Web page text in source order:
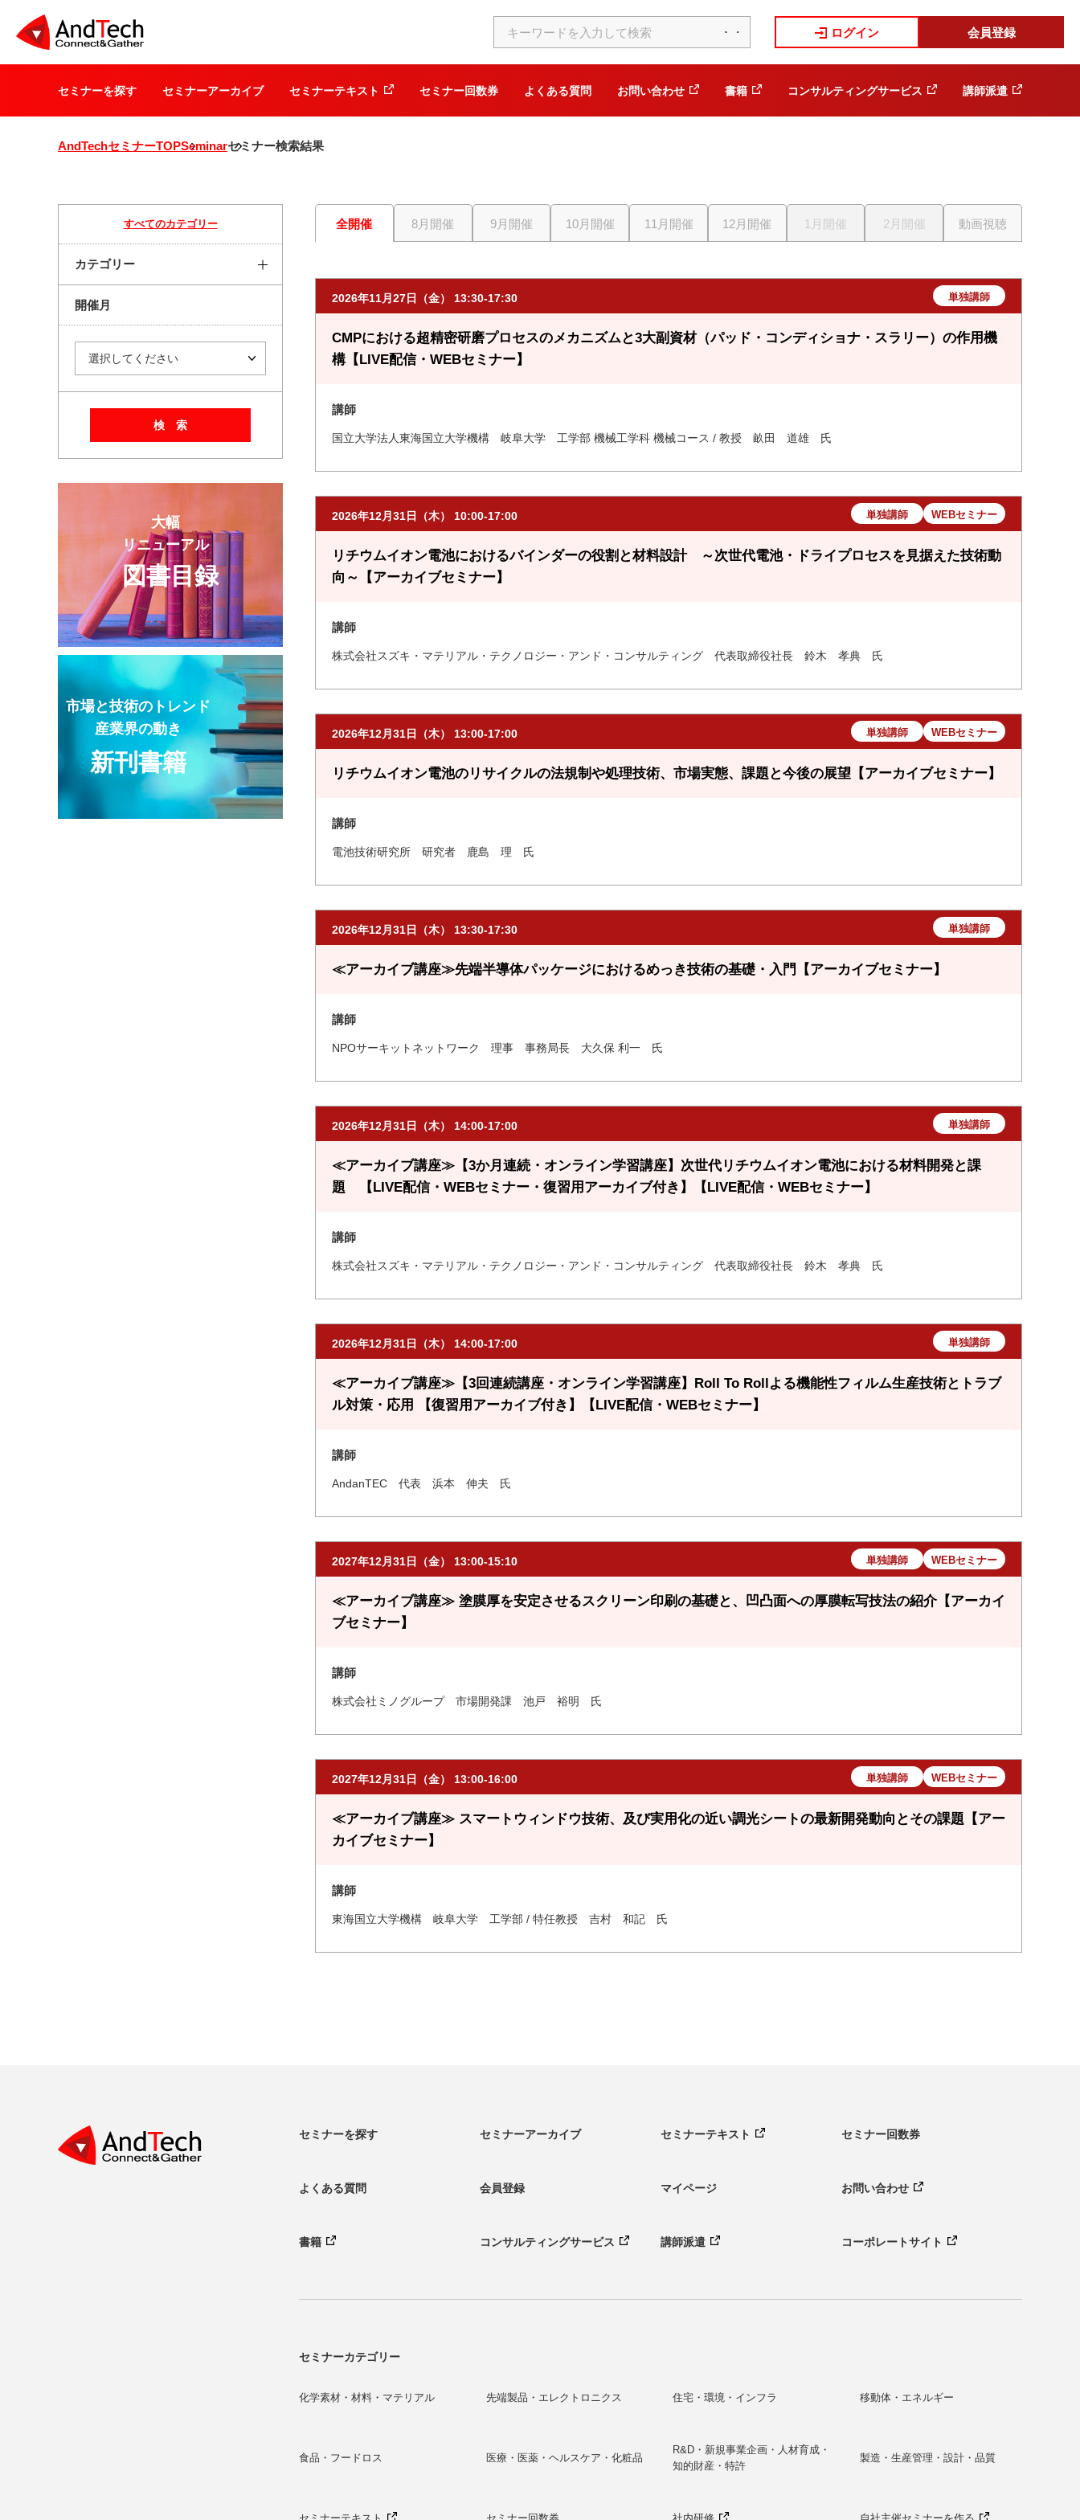
ログイン 会員登録
セミナーを探す セミナーアーカイブ セミナーテキスト セミナー回数券 よくある質問 お問い合わせ 書籍 コンサルティングサービス 講師派遣
AndTechセミナーTOPSeminarセミナー検索結果
全開催 8月開催 9月開催 10月開催 11月開催 12月開催 1月開催 2月開催 動画視聴
2026年11月27日（金） 13:30-17:30 単独講師
CMPにおける超精密研磨プロセスのメカニズムと3大副資材（パッド・コンディショナ・スラリー）の作用機
構【LIVE配信・WEBセミナー】
講師
国立大学法人東海国立大学機構 岐阜大学 工学部 機械工学科 機械コース / 教授 畝田 道雄 氏
2026年12月31日（木） 10:00-17:00 単独講師 WEBセミナー
リチウムイオン電池におけるバインダーの役割と材料設計 ～次世代電池・ドライプロセスを見据えた技術動
向～【アーカイブセミナー】
講師
株式会社スズキ・マテリアル・テクノロジー・アンド・コンサルティング 代表取締役社長 鈴木 孝典 氏
2026年12月31日（木） 13:00-17:00 単独講師 WEBセミナー
リチウムイオン電池のリサイクルの法規制や処理技術、市場実態、課題と今後の展望【アーカイブセミナー】
講師
電池技術研究所 研究者 鹿島 理 氏
2026年12月31日（木） 13:30-17:30 単独講師
≪アーカイブ講座≫先端半導体パッケージにおけるめっき技術の基礎・入門【アーカイブセミナー】
講師
NPOサーキットネットワーク 理事 事務局長 大久保 利一 氏
2026年12月31日（木） 14:00-17:00 単独講師
≪アーカイブ講座≫【3か月連続・オンライン学習講座】次世代リチウムイオン電池における材料開発と課
題 【LIVE配信・WEBセミナー・復習用アーカイブ付き】【LIVE配信・WEBセミナー】
講師
株式会社スズキ・マテリアル・テクノロジー・アンド・コンサルティング 代表取締役社長 鈴木 孝典 氏
2026年12月31日（木） 14:00-17:00 単独講師
≪アーカイブ講座≫【3回連続講座・オンライン学習講座】Roll To Rollよる機能性フィルム生産技術とトラブ
ル対策・応用 【復習用アーカイブ付き】【LIVE配信・WEBセミナー】
講師
AndanTEC 代表 浜本 伸夫 氏
2027年12月31日（金） 13:00-15:10 単独講師 WEBセミナー
≪アーカイブ講座≫ 塗膜厚を安定させるスクリーン印刷の基礎と、凹凸面への厚膜転写技法の紹介【アーカイ
ブセミナー】
講師
株式会社ミノグループ 市場開発課 池戸 裕明 氏
2027年12月31日（金） 13:00-16:00 単独講師 WEBセミナー
≪アーカイブ講座≫ スマートウィンドウ技術、及び実用化の近い調光シートの最新開発動向とその課題【アー
カイブセミナー】
講師
東海国立大学機構 岐阜大学 工学部 / 特任教授 吉村 和記 氏
すべてのカテゴリー
カテゴリー
開催月
検 索
大幅
リニューアル
図書目録
市場と技術のトレンド
産業界の動き
新刊書籍
セミナーを探す セミナーアーカイブ セミナーテキスト セミナー回数券
よくある質問 会員登録 マイページ お問い合わせ
書籍 コンサルティングサービス 講師派遣 コーポレートサイト
セミナーカテゴリー
化学素材・材料・マテリアル 先端製品・エレクトロニクス 住宅・環境・インフラ 移動体・エネルギー
食品・フードロス 医療・医薬・ヘルスケア・化粧品
R&D・新規事業企画・人材育成・
知的財産・特許
製造・生産管理・設計・品質